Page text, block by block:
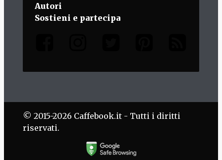
Autori
Sostieni e partecipa
© 2015-2026 Caffebook.it - Tutti i diritti
riservati.